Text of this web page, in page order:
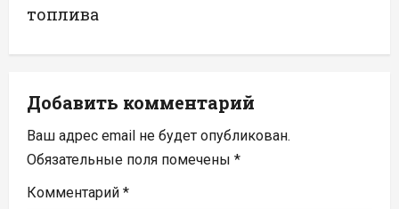
а
ц
и
я
п
топлива
Добавить комментарий
Ваш адрес email не будет опубликован.
Обязательные поля помечены *
Комментарий *